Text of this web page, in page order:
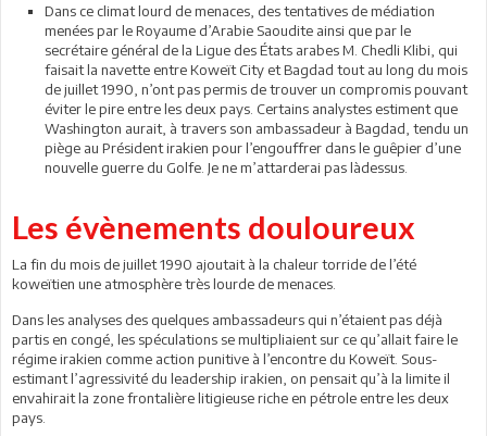
Dans ce climat lourd de menaces, des tentatives de médiation
menées par le Royaume d’Arabie Saoudite ainsi que par le
secrétaire général de la Ligue des États arabes M. Chedli Klibi, qui
faisait la navette entre Koweït City et Bagdad tout au long du mois
de juillet 1990, n’ont pas permis de trouver un compromis pouvant
éviter le pire entre les deux pays. Certains analystes estiment que
Washington aurait, à travers son ambassadeur à Bagdad, tendu un
piège au Président irakien pour l’engouffrer dans le guêpier d’une
nouvelle guerre du Golfe. Je ne m’attarderai pas làdessus.
Les évènements douloureux
La fin du mois de juillet 1990 ajoutait à la chaleur torride de l’été
koweïtien une atmosphère très lourde de menaces.
Dans les analyses des quelques ambassadeurs qui n’étaient pas déjà
partis en congé, les spéculations se multipliaient sur ce qu’allait faire le
régime irakien comme action punitive à l’encontre du Koweït. Sous-
estimant l’agressivité du leadership irakien, on pensait qu’à la limite il
envahirait la zone frontalière litigieuse riche en pétrole entre les deux
pays.